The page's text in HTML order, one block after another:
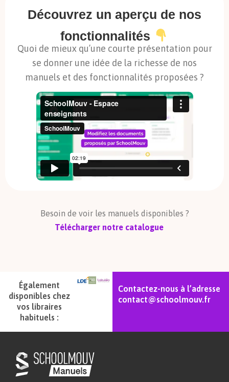
Découvrez un aperçu de nos
fonctionnalités
Quoi de mieux qu’une courte présentation pour
se donner une idée de la richesse de nos
manuels et des fonctionnalités proposées ?
Besoin de voir les manuels disponibles ?
Télécharger notre catalogue
Également
disponibles chez
vos libraires
habituels :
Contactez-nous à l’adresse
contact@schoolmouv.fr